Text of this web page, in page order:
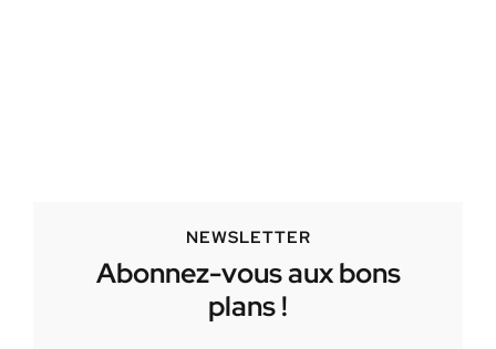
NEWSLETTER
Abonnez-vous aux bons
plans !